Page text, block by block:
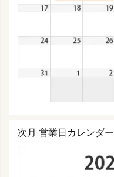
次月 営業日カレンダー